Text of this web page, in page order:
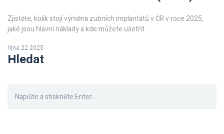
Zjistěte, kolik stojí výměna zubních implantátů v ČR v roce 2025,
jaké jsou hlavní náklady a kde můžete ušetřit.
října 22 2025
Hledat